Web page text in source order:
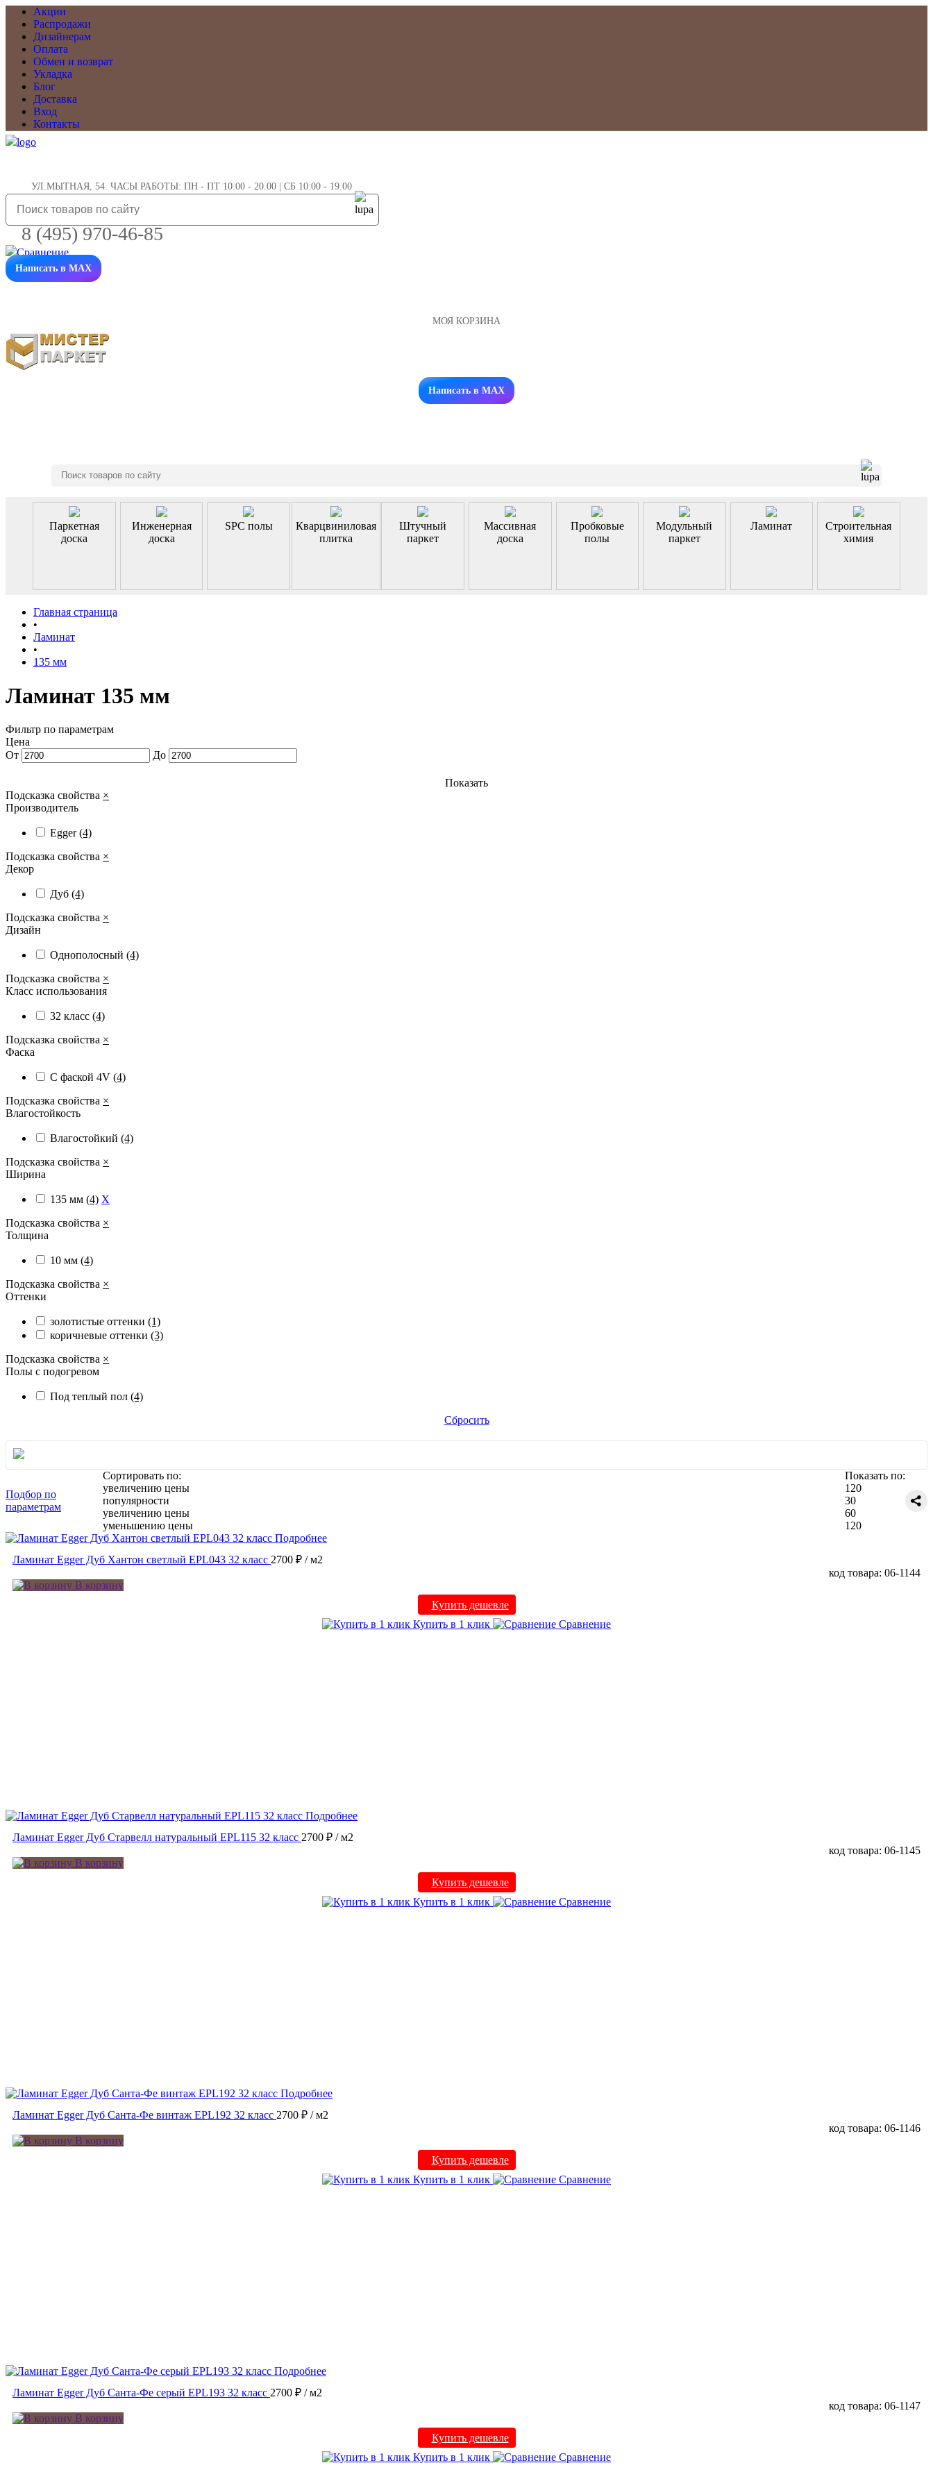
Акции
Распродажи
Дизайнерам
Оплата
Обмен и возврат
Укладка
Блог
Доставка
Вход
Контакты
УЛ.МЫТНАЯ, 54. ЧАСЫ РАБОТЫ: ПН - ПТ 10:00 - 20.00 | СБ 10:00 - 19.00
8 (495) 970-46-85
Написать в MAX
МОЯ КОРЗИНА
Заказать звонок
Написать в MAX
Паркетная
доска
Инженерная
доска
SPC полы
Кварцвиниловая
плитка
Штучный
паркет
Массивная
доска
Пробковые
полы
Модульный
паркет
Ламинат
Строительная
химия
Главная страница
•
Ламинат
•
135 мм
Ламинат 135 мм
Фильтр по параметрам
Цена
От
До
Показать
Подсказка свойства ×
Производитель
Egger(4)
Подсказка свойства ×
Декор
Дуб (4)
Подсказка свойства ×
Дизайн
Однополосный (4)
Подсказка свойства ×
Класс использования
32 класс (4)
Подсказка свойства ×
Фаска
С фаской 4V (4)
Подсказка свойства ×
Влагостойкость
Влагостойкий (4)
Подсказка свойства ×
Ширина
135 мм (4) X
Подсказка свойства ×
Толщина
10 мм (4)
Подсказка свойства ×
Оттенки
золотистые оттенки (1)
коричневые оттенки (3)
Подсказка свойства ×
Полы с подогревом
Под теплый пол (4)
Сбросить
Подбор по
параметрам
Сортировать по:
увеличению цены
популярности
увеличению цены
уменьшению цены
Показать по:
120
30
60
120
Подробнее
Ламинат Egger Дуб Хантон светлый EPL043 32 класс 2700 ₽ / м2
код товара: 06-1144
В корзину
Купить дешевле
Купить в 1 клик
Сравнение
Подробнее
Ламинат Egger Дуб Старвелл натуральный EPL115 32 класс 2700 ₽ / м2
код товара: 06-1145
В корзину
Купить дешевле
Купить в 1 клик
Сравнение
Подробнее
Ламинат Egger Дуб Санта-Фе винтаж EPL192 32 класс 2700 ₽ / м2
код товара: 06-1146
В корзину
Купить дешевле
Купить в 1 клик
Сравнение
Подробнее
Ламинат Egger Дуб Санта-Фе серый EPL193 32 класс 2700 ₽ / м2
код товара: 06-1147
В корзину
Купить дешевле
Купить в 1 клик
Сравнение